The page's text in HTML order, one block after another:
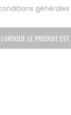
LE PRODUIT